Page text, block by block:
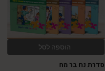
הוספה לסל
סדרת נח בר מח